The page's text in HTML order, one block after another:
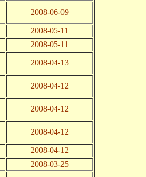
2008-06-09
2008-05-11
2008-05-11
2008-04-13
2008-04-12
2008-04-12
2008-04-12
2008-04-12
2008-03-25